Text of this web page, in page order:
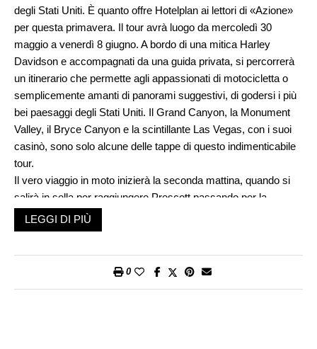
degli Stati Uniti. È quanto offre Hotelplan ai lettori di «Azione»
per questa primavera. Il tour avrà luogo da mercoledì 30
maggio a venerdì 8 giugno. A bordo di una mitica Harley
Davidson e accompagnati da una guida privata, si percorrerà
un itinerario che permette agli appassionati di motocicletta o
semplicemente amanti di panorami suggestivi, di godersi i più
bei paesaggi degli Stati Uniti. Il Grand Canyon, la Monument
Valley, il Bryce Canyon e la scintillante Las Vegas, con i suoi
casinò, sono solo alcune delle tappe di questo indimenticabile
tour.
Il vero viaggio in moto inizierà la seconda mattina, quando si
salirà in sella per raggiungere Prescott passando per la
famosa diga di Hoover, Kingman, l’Huckberry gas station, una
delle zone storiche della Route 66 (400 km, ca.). Il giorno
uno dei migliori spettacoli che la natura abbia mai realizzato,
LEGGI DI PIÙ
0